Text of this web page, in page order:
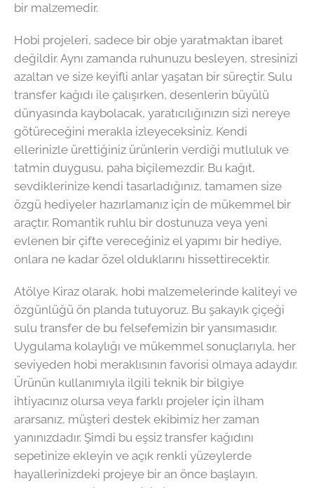
bir malzemedir.
Hobi projeleri, sadece bir obje yaratmaktan ibaret
değildir. Aynı zamanda ruhunuzu besleyen, stresinizi
azaltan ve size keyifli anlar yaşatan bir süreçtir. Sulu
transfer kağıdı ile çalışırken, desenlerin büyülü
dünyasında kaybolacak, yaratıcılığınızın sizi nereye
götüreceğini merakla izleyeceksiniz. Kendi
ellerinizle ürettiğiniz ürünlerin verdiği mutluluk ve
tatmin duygusu, paha biçilemezdir. Bu kağıt,
sevdiklerinize kendi tasarladığınız, tamamen size
özgü hediyeler hazırlamanız için de mükemmel bir
araçtır. Romantik ruhlu bir dostunuza veya yeni
evlenen bir çifte vereceğiniz el yapımı bir hediye,
onlara ne kadar özel olduklarını hissettirecektir.
Atölye Kiraz olarak, hobi malzemelerinde kaliteyi ve
özgünlüğü ön planda tutuyoruz. Bu şakayık çiçeği
sulu transfer de bu felsefemizin bir yansımasıdır.
Uygulama kolaylığı ve mükemmel sonuçlarıyla, her
seviyeden hobi meraklısının favorisi olmaya adaydır.
Ürünün kullanımıyla ilgili teknik bir bilgiye
ihtiyacınız olursa veya farklı projeler için ilham
ararsanız, müşteri destek ekibimiz her zaman
yanınızdadır. Şimdi bu eşsiz transfer kağıdını
sepetinize ekleyin ve açık renkli yüzeylerde
hayallerinizdeki projeye bir an önce başlayın.